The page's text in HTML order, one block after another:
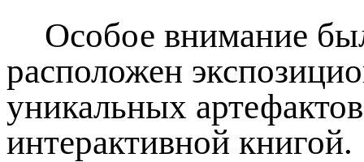
Особое внимание
расположен
уникальных
интерактивной книгой.